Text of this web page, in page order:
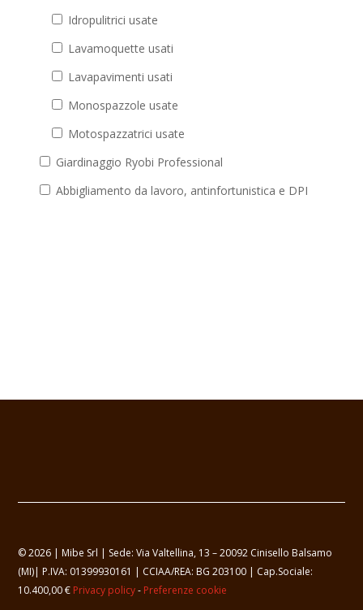
Idropulitrici usate
Lavamoquette usati
Lavapavimenti usati
Monospazzole usate
Motospazzatrici usate
Giardinaggio Ryobi Professional
Abbigliamento da lavoro, antinfortunistica e DPI
© 2026 | Mibe Srl | Sede: Via Valtellina, 13 – 20092 Cinisello Balsamo
(MI)| P.IVA: 01399930161 | CCIAA/REA: BG 203100 | Cap.Sociale:
10.400,00 € Privacy policy- Preferenze cookie